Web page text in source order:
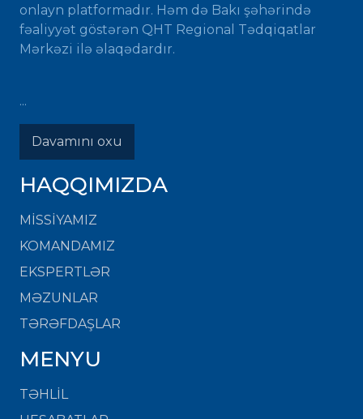
onlayn platformadır. Həm də Bakı şəhərində
fəaliyyət göstərən QHT Regional Tədqiqatlar
Mərkəzi ilə əlaqədardır.
...
Davamını oxu
HAQQIMIZDA
MISSIYAMIZ
KOMANDAMIZ
EKSPERTLƏR
MƏZUNLAR
TƏRƏFDAŞLAR
MENYU
TƏHLİL